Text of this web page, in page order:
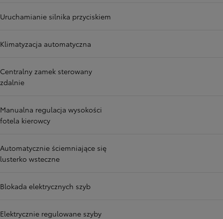
Uruchamianie silnika przyciskiem
Klimatyzacja automatyczna
Centralny zamek sterowany
zdalnie
Manualna regulacja wysokości
fotela kierowcy
Automatycznie ściemniające się
lusterko wsteczne
Blokada elektrycznych szyb
Elektrycznie regulowane szyby